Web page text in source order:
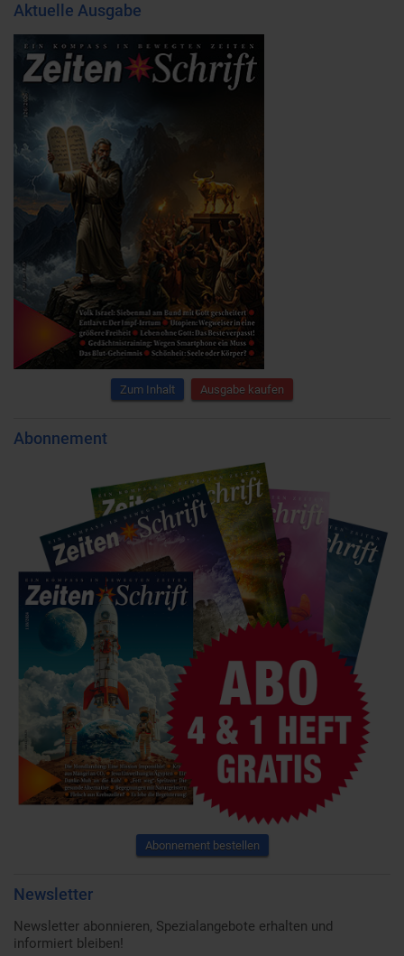
Aktuelle Ausgabe
Zum Inhalt Ausgabe kaufen
Abonnement
Abonnement bestellen
Newsletter
Newsletter abonnieren, Spezialangebote erhalten und
informiert bleiben!